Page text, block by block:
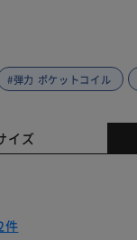
#弾力 ポケットコイル
イズ
件